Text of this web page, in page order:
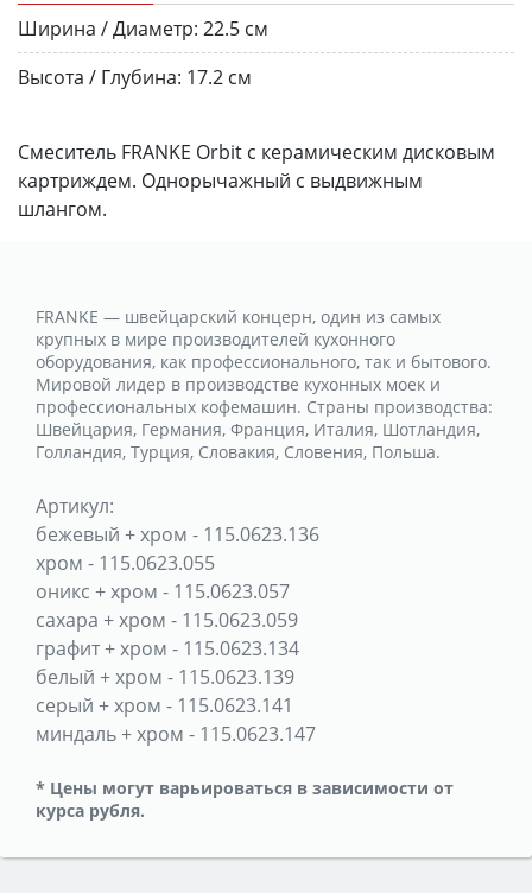
Ширина / Диаметр: 22.5 см
Высота / Глубина: 17.2 см
Смеситель FRANKE Orbit с керамическим дисковым
картриждем. Однорычажный с выдвижным
шлангом.
FRANKE — швейцарский концерн, один из самых
крупных в мире производителей кухонного
оборудования, как профессионального, так и бытового.
Мировой лидер в производстве кухонных моек и
профессиональных кофемашин. Страны производства:
Швейцария, Германия, Франция, Италия, Шотландия,
Голландия, Турция, Словакия, Словения, Польша.
Артикул:
бежевый + хром - 115.0623.136
хром - 115.0623.055
оникс + хром - 115.0623.057
сахара + хром - 115.0623.059
графит + хром - 115.0623.134
белый + хром - 115.0623.139
серый + хром - 115.0623.141
миндаль + хром - 115.0623.147
* Цены могут варьироваться в зависимости от
курса рубля.